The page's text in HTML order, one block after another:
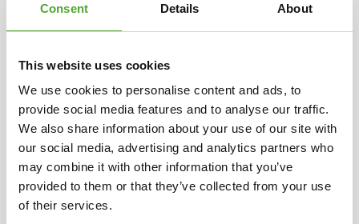
Consent Details About
This website uses cookies
We use cookies to personalise content and ads, to
provide social media features and to analyse our traffic.
We also share information about your use of our site with
our social media, advertising and analytics partners who
may combine it with other information that you’ve
provided to them or that they’ve collected from your use
of their services.
2 JAAR
Algemene & slijtage onderdelen